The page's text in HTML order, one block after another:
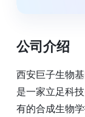
公司介绍
西安巨子生物
是一家立足科
有的合成生物